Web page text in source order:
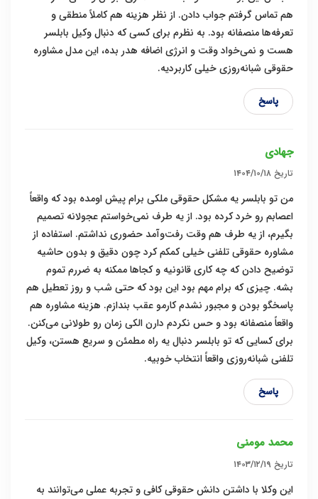
هم تماس گرفتم جواب دادن. از نظر هزینه هم کاملاً منطقی و
تعرفه‌ها منصفانه بود. به نظرم برای کسی که دنبال وکیل بابلسر
هست و نمی‌خواد وقت و انرژی اضافه هدر بده، این مدل مشاوره
حقوقی شبانه‌روزی خیلی کاربردیه.
پاسخ
جهادی
تاریخ ۱۴۰۴/۱۰/۱۸
من تو بابلسر یه مشکل حقوقی ملکی برام پیش اومده بود که واقعاً
اعصابم رو خرد کرده بود. از یه طرف نمی‌خواستم عجولانه تصمیم
بگیرم، از یه طرف هم وقت رفت‌وآمد حضوری نداشتم. استفاده از
مشاوره حقوقی تلفنی خیلی کمکم کرد چون دقیق و بدون حاشیه
توضیح دادن که چه کاری قانونیه و کجاها ممکنه به ضررم تموم
بشه. چیزی که برام مهم بود این بود که حتی شب و روز تعطیل هم
پاسخگو بودن و مجبور نشدم کارمو عقب بندازم. هزینه مشاوره هم
واقعاً منصفانه بود و حس نکردم دارن الکی زمان رو طولانی می‌کنن.
برای کسایی که تو بابلسر دنبال یه راه مطمئن و سریع هستن، وکیل
تلفنی شبانه‌روزی واقعاً انتخاب خوبیه.
پاسخ
محمد مومنی
تاریخ ۱۴۰۳/۱۲/۱۹
این وکلا با داشتن دانش حقوقی کافی و تجربه عملی می‌توانند به